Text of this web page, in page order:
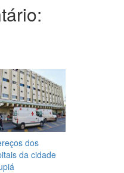
dos
da cidade